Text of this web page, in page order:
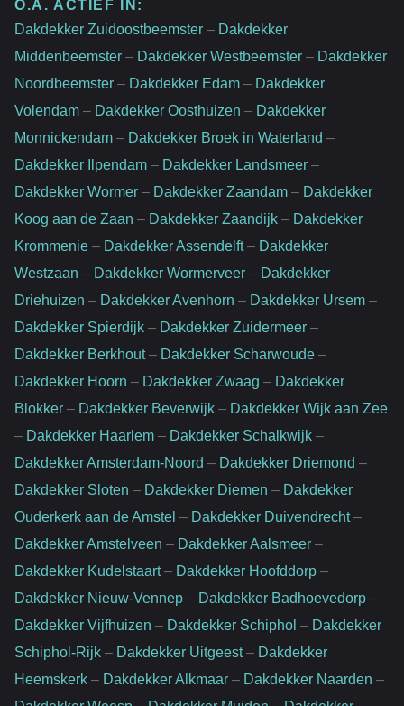
O.A. ACTIEF IN:
Dakdekker Zuidoostbeemster – Dakdekker
Middenbeemster – Dakdekker Westbeemster – Dakdekker
Noordbeemster – Dakdekker Edam – Dakdekker
Volendam – Dakdekker Oosthuizen – Dakdekker
Monnickendam – Dakdekker Broek in Waterland –
Dakdekker Ilpendam – Dakdekker Landsmeer –
Dakdekker Wormer – Dakdekker Zaandam – Dakdekker
Koog aan de Zaan – Dakdekker Zaandijk – Dakdekker
Krommenie – Dakdekker Assendelft– Dakdekker
Westzaan – Dakdekker Wormerveer – Dakdekker
Driehuizen – Dakdekker Avenhorn – Dakdekker Ursem –
Dakdekker Spierdijk – Dakdekker Zuidermeer –
Dakdekker Berkhout– Dakdekker Scharwoude –
Dakdekker Hoorn – Dakdekker Zwaag – Dakdekker
Blokker – Dakdekker Beverwijk – Dakdekker Wijk aan Zee
– Dakdekker Haarlem – Dakdekker Schalkwijk –
Dakdekker Amsterdam-Noord – Dakdekker Driemond –
Dakdekker Sloten – Dakdekker Diemen – Dakdekker
Ouderkerk aan de Amstel – Dakdekker Duivendrecht–
Dakdekker Amstelveen – Dakdekker Aalsmeer –
Dakdekker Kudelstaart– Dakdekker Hoofddorp –
Dakdekker Nieuw-Vennep – Dakdekker Badhoevedorp –
Dakdekker Vijfhuizen – Dakdekker Schiphol – Dakdekker
Schiphol-Rijk – Dakdekker Uitgeest– Dakdekker
Heemskerk – Dakdekker Alkmaar – Dakdekker Naarden –